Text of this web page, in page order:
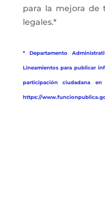
para la mejora de
legales.*
* Departamento
Lineamientos para publicar
participación ciudadana
https://